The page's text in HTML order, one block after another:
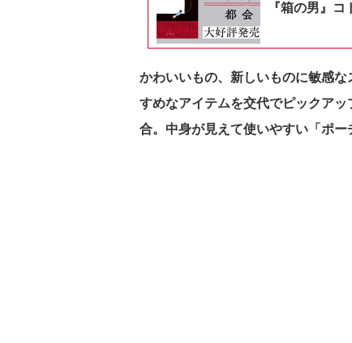
『箱の男』
かわいいもの、新しいものに敏感
すめなアイテムを交代でピックア
合。中身が見えて使いやすい「ポー